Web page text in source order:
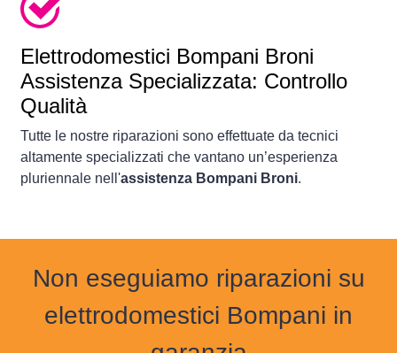
Elettrodomestici Bompani Broni
Assistenza Specializzata: Controllo
Qualità
Tutte le nostre riparazioni sono effettuate da tecnici
altamente specializzati che vantano un’esperienza
pluriennale nell'assistenza Bompani Broni.
Non eseguiamo riparazioni su
elettrodomestici Bompani in